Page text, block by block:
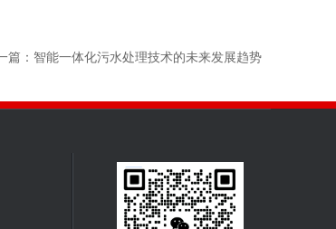
篇： 智能一体化污水处理技术的未来发展趋势